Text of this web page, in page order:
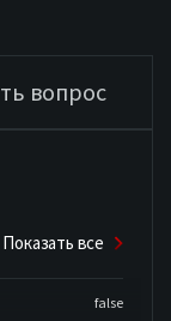
вопрос
Показать все
false